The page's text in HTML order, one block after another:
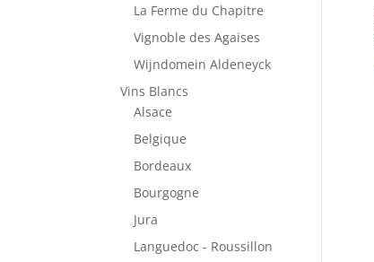
La Ferme du Chapitre
Vignoble des Agaises
Wijndomein Aldeneyck
Vins Blancs
Alsace
Belgique
Bordeaux
Bourgogne
Jura
Languedoc - Roussillon